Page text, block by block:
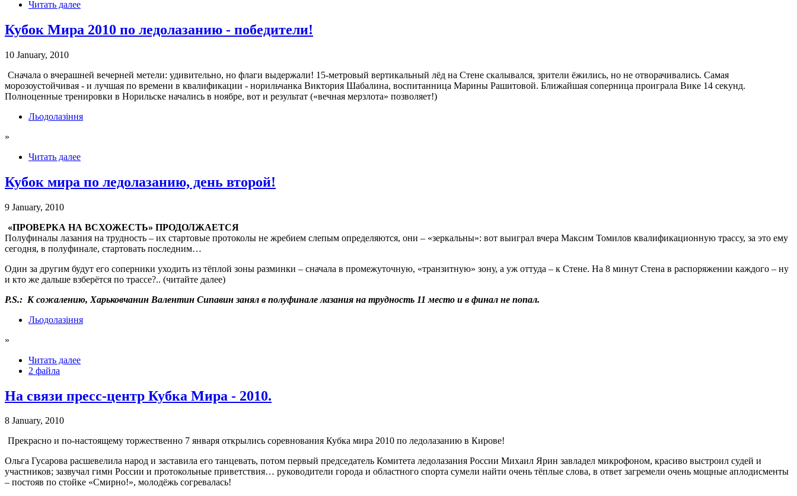
Читать далее
Кубок Мира 2010 по ледолазанию - победители!
10 January, 2010
Сначала о вчерашней вечерней метели: удивительно, но флаги выдержали! 15-метровый вертикальный лёд на Стене скалывался, зрители ёжились, но не отворачивались. Самая
морозоустойчивая - и лучшая по времени в квалификации - норильчанка Виктория Шабалина, воспитанница Марины Рашитовой. Ближайшая соперница проиграла Вике 14 секунд.
Полноценные тренировки в Норильске начались в ноябре, вот и результат («вечная мерзлота» позволяет!)
Льодолазіння
»
Читать далее
Кубок мира по ледолазанию, день второй!
9 January, 2010
«ПРОВЕРКА НА ВСХОЖЕСТЬ» ПРОДОЛЖАЕТСЯ
Полуфиналы лазания на трудность – их стартовые протоколы не жребием слепым определяются, они – «зеркальны»: вот выиграл вчера Максим Томилов квалификационную трассу, за это ему
сегодня, в полуфинале, стартовать последним…
Один за другим будут его соперники уходить из тёплой зоны разминки – сначала в промежуточную, «транзитную» зону, а уж оттуда – к Стене. На 8 минут Стена в распоряжении каждого – ну
и кто же дальше взберётся по трассе?.. (читайте далее)
P.S.: К сожалению, Харьковчанин Валентин Сипавин занял в полуфинале лазания на трудность 11 место и в финал не попал.
Льодолазіння
»
Читать далее
2 файла
На связи пресс-центр Кубка Мира - 2010.
8 January, 2010
Прекрасно и по-настоящему торжественно 7 января открылись соревнования Кубка мира 2010 по ледолазанию в Кирове!
Ольга Гусарова расшевелила народ и заставила его танцевать, потом первый председатель Комитета ледолазания России Михаил Ярин завладел микрофоном, красиво выстроил судей и
участников; зазвучал гимн России и протокольные приветствия… руководители города и областного спорта сумели найти очень тёплые слова, в ответ загремели очень мощные аплодисменты
– постояв по стойке «Смирно!», молодёжь согревалась!